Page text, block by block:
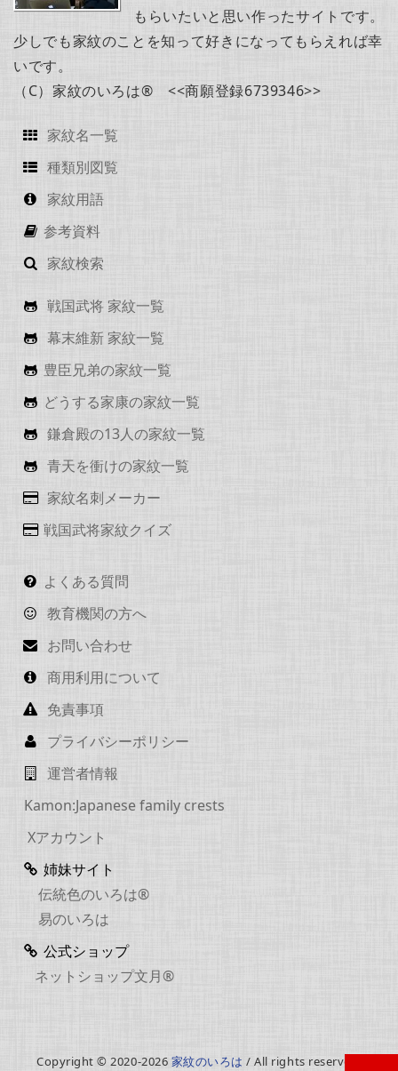
もらいたいと思い作ったサイトです。
少しでも家紋のことを知って好きになってもらえれば幸
いです。
（C）家紋のいろは® <<商願登録6739346>>
家紋名一覧
種類別図覧
家紋用語
参考資料
家紋検索
戦国武将 家紋一覧
幕末維新 家紋一覧
豊臣兄弟の家紋一覧
どうする家康の家紋一覧
鎌倉殿の13人の家紋一覧
青天を衝けの家紋一覧
家紋名刺メーカー
戦国武将家紋クイズ
よくある質問
教育機関の方へ
お問い合わせ
商用利用について
免責事項
プライバシーポリシー
運営者情報
Kamon:Japanese family crests
Xアカウント
姉妹サイト
伝統色のいろは®
易のいろは
公式ショップ
ネットショップ文月®
Copyright © 2020-2026 家紋のいろは / All rights reserved.